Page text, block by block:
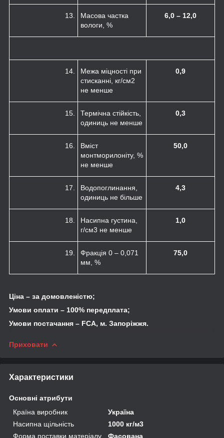
13.
Масова частка
вологи, %
6,0 – 12,0
14.
Межа міцності при
стисканні, кг/см2
не менше
0,9
15.
Термічна стійкість,
одиниць не менше
0,3
16.
Вміст
монтморилоніту, %
не менше
50,0
17.
Водопоглинання,
одиниць не більше
4,3
18.
Насипна густина,
г/см3 не менше
1,0
19.
Фракція 0 – 0,071
мм, %
75,0
Ціна – за домовленістю;
Умови оплати – 100% передплата;
Умови постачання – FCA, м. Запоріжжя.
Приховати
Характеристики
Основні атрибути
Країна виробник
Україна
Насипна щільність
1000 кг/м3
Форма поставки матеріалу
Фасована